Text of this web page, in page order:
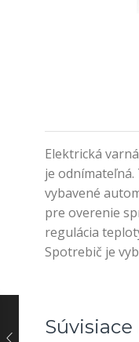
Elektrická
je
vybavené
pre overenie
regulácia
Spotrebič je